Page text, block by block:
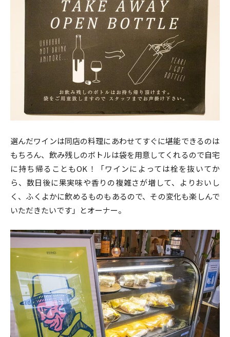
選んだワインは同店の料理にあわせてすぐに堪能できるのは
もちろん、飲み残しのボトルは袋を用意してくれるので自宅
に持ち帰ることもOK！「ワインによっては栓を抜いてか
ら、数日後に果実味や香りの複雑さが増して、よりおいし
く、ふくよかに飲めるものもあるので、その変化も楽しんで
いただきたいです」とオーナー。